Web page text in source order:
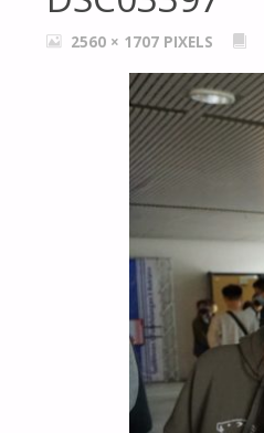
FULL2560 × 1707 PIXELS